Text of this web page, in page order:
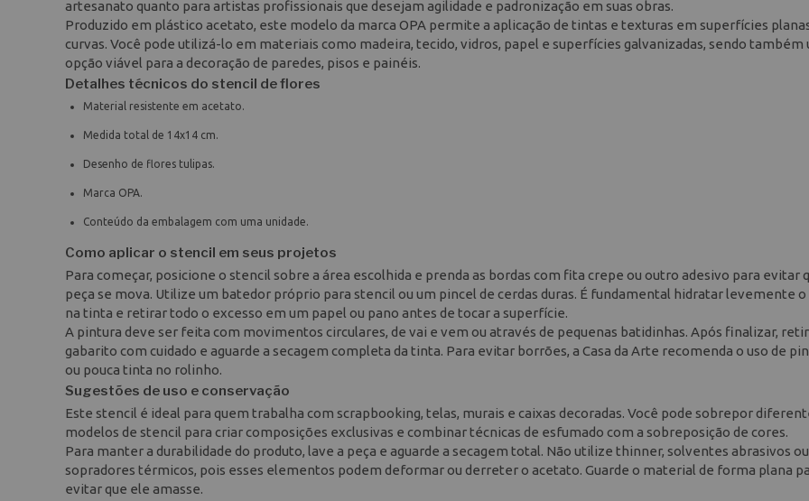
artesanato quanto para artistas profissionais que desejam agilidade e padronização em suas obras.
Produzido em plástico acetato, este modelo da marca OPA permite a aplicação de tintas e texturas em superfícies
curvas. Você pode utilizá-lo em materiais como madeira, tecido, vidros, papel e superfícies galvanizadas, sendo também
opção viável para a decoração de paredes, pisos e painéis.
Detalhes técnicos do stencil de flores
Material resistente em acetato.
Medida total de 14x14 cm.
Desenho de flores tulipas.
Marca OPA.
Conteúdo da embalagem com uma unidade.
Como aplicar o stencil em seus projetos
Para começar, posicione o stencil sobre a área escolhida e prenda as bordas com fita crepe ou outro adesivo para evitar
peça se mova. Utilize um batedor próprio para stencil ou um pincel de cerdas duras. É fundamental hidratar levemente
na tinta e retirar todo o excesso em um papel ou pano antes de tocar a superfície.
A pintura deve ser feita com movimentos circulares, de vai e vem ou através de pequenas batidinhas. Após finalizar,
gabarito com cuidado e aguarde a secagem completa da tinta. Para evitar borrões, a Casa da Arte recomenda o uso de
ou pouca tinta no rolinho.
Sugestões de uso e conservação
Este stencil é ideal para quem trabalha com scrapbooking, telas, murais e caixas decoradas. Você pode sobrepor
modelos de stencil para criar composições exclusivas e combinar técnicas de esfumado com a sobreposição de cores.
Para manter a durabilidade do produto, lave a peça e aguarde a secagem total. Não utilize thinner, solventes abrasivos ou
sopradores térmicos, pois esses elementos podem deformar ou derreter o acetato. Guarde o material de forma plana
evitar que ele amasse.